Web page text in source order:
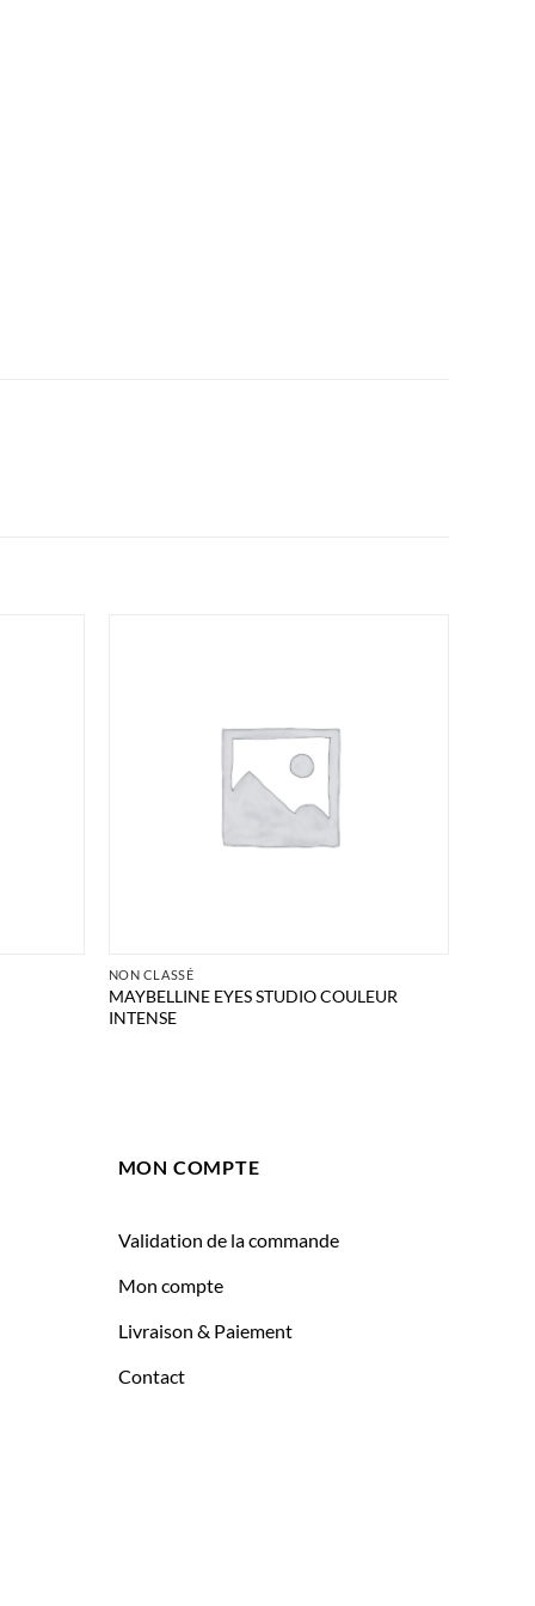
NON CLASSÉ
MAYBELLINE EYES STUDIO COULEUR
INTENSE
MON COMPTE
Validation de la commande
Mon compte
Livraison & Paiement
Contact